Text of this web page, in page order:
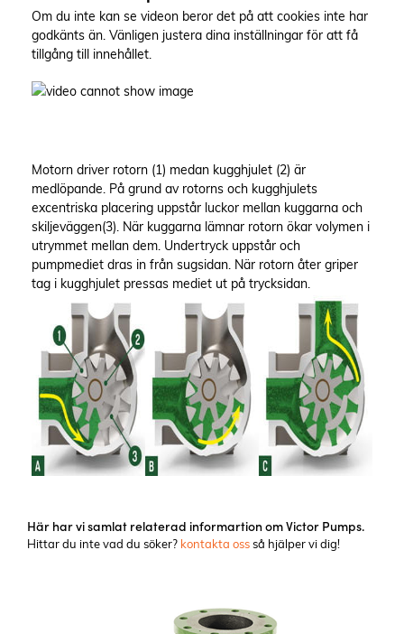
Om du inte kan se videon beror det på att cookies inte har
godkänts än. Vänligen justera dina inställningar för att få
tillgång till innehållet.
Motorn driver rotorn (1) medan kugghjulet (2) är
medlöpande. På grund av rotorns och kugghjulets
excentriska placering uppstår luckor mellan kuggarna och
skiljeväggen(3). När kuggarna lämnar rotorn ökar volymen i
utrymmet mellan dem. Undertryck uppstår och
pumpmediet dras in från sugsidan. När rotorn åter griper
tag i kugghjulet pressas mediet ut på trycksidan.
Här har vi samlat relaterad informartion om Victor Pumps.
Hittar du inte vad du söker? kontakta ossså hjälper vi dig!